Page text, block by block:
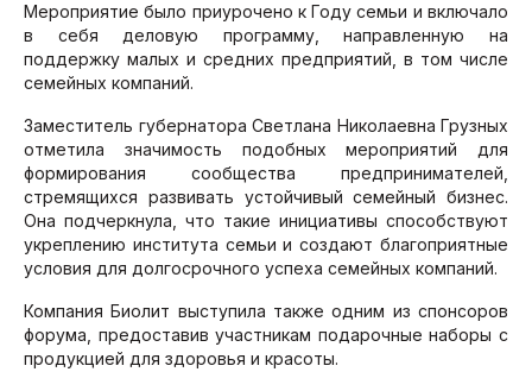
Мероприятие было приурочено к Году семьи и включало
в себя деловую программу, направленную на
поддержку малых и средних предприятий, в том числе
семейных компаний.
Заместитель губернатора Светлана Николаевна Грузных
отметила значимость подобных мероприятий для
формирования сообщества предпринимателей,
стремящихся развивать устойчивый семейный бизнес.
Она подчеркнула, что такие инициативы способствуют
укреплению института семьи и создают благоприятные
условия для долгосрочного успеха семейных компаний.
Компания Биолит выступила также одним из спонсоров
форума, предоставив участникам подарочные наборы с
продукцией для здоровья и красоты.